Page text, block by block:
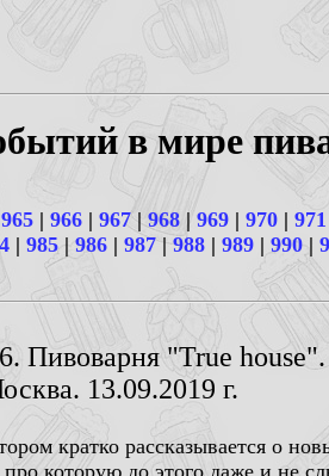
в мире
965 | 966 | 967| 968 | 969 | 970 | 971
| 985 | 986 | 987|988 | 989 | 990 |
Пивоварня "True house".
13.09.2019 г.
кратко рассказывается о
которую до этого даже и не